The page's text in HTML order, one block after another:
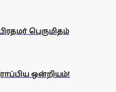
பெருமிதம்
ஒன்றியம்!